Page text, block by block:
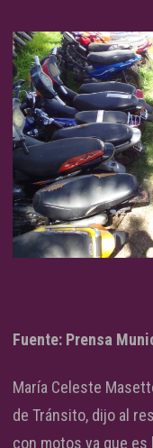
Fuente: Prensa
María Celeste
de Tránsito, dijo al
con motos ya que es